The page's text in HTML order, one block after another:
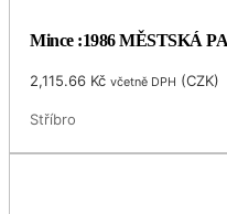
Mince :1986 MĚSTSKÁ
2,115.66 Kč včetně DPH (CZK)
Stříbro